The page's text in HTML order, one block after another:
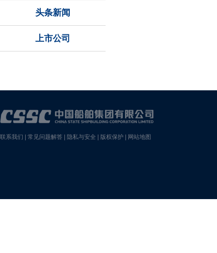
头条新闻
上市公司
联系我们 常见问题解答 隐私与安全 版权保护 网站地图